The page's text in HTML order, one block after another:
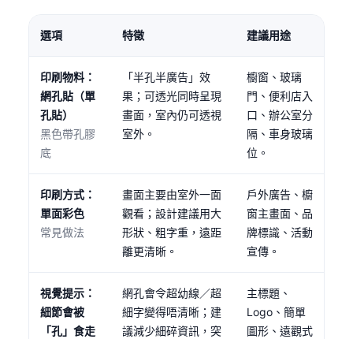
選項 特徵 建議用途
印刷物料：
網孔貼（單
孔貼）
黑色帶孔膠
底
「半孔半廣告」效
果；可透光同時呈現
畫面，室內仍可透視
室外。
櫥窗、玻璃
門、便利店入
口、辦公室分
隔、車身玻璃
位。
印刷方式：
單面彩色
常見做法
畫面主要由室外一面
觀看；設計建議用大
形狀、粗字重，遠距
離更清晰。
戶外廣告、櫥
窗主畫面、品
牌標識、活動
宣傳。
視覺提示：
細節會被
「孔」食走
網孔會令超幼線／超
細字變得唔清晰；建
議減少細碎資訊，突
主標題、
Logo、簡單
圖形、遠觀式